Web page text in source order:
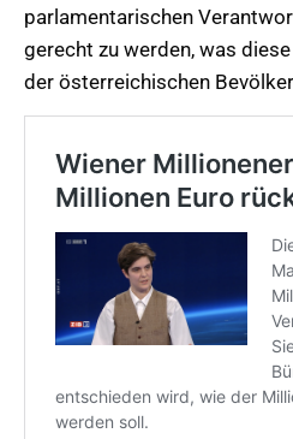
parlamentarischen
gerecht zu werden, was
der österreichischen